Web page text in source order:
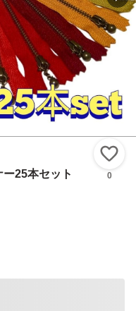
25本セット 0